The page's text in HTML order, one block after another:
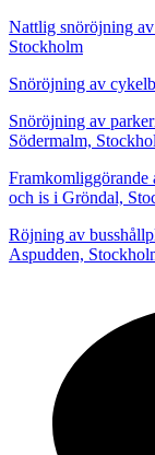
Nattlig snöröjning
Stockholm
Snöröjning av
Snöröjning av
Södermalm,
Framkomliggörande
och is i Gröndal,
Röjning av
Aspudden,